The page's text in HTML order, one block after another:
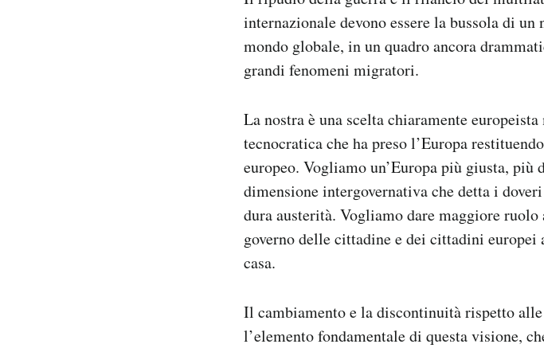
internazionale devono essere la bussola di
mondo globale, in un quadro ancora
grandi fenomeni migratori.
La nostra è una scelta chiaramente
tecnocratica che ha preso l’Europa
europeo. Vogliamo un’Europa più giusta,
dimensione intergovernativa che detta i
dura austerità. Vogliamo dare maggiore
governo delle cittadine e dei cittadini europei
casa.
Il cambiamento e la discontinuità rispetto
l’elemento fondamentale di questa visione,